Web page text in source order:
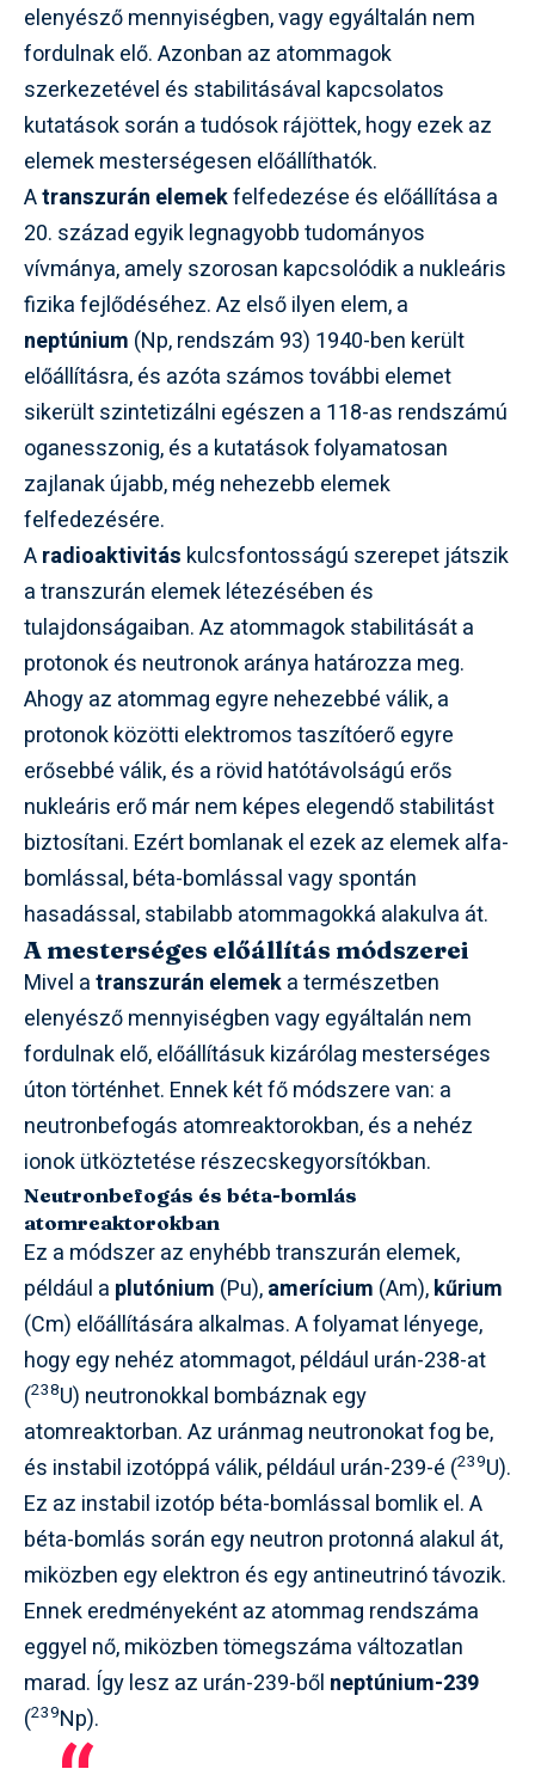
elenyésző mennyiségben, vagy egyáltalán nem
fordulnak elő. Azonban az atommagok
szerkezetével és stabilitásával kapcsolatos
kutatások során a tudósok rájöttek, hogy ezek az
elemek mesterségesen előállíthatók.
Atranszurán elemekfelfedezése és előállítása a
20. század egyik legnagyobb tudományos
vívmánya, amely szorosan kapcsolódik a nukleáris
fizika fejlődéséhez. Az első ilyen elem, a
neptúnium (Np, rendszám 93) 1940-ben került
előállításra, és azóta számos további elemet
sikerült szintetizálni egészen a 118-as rendszámú
oganesszonig, és a kutatások folyamatosan
zajlanak újabb, még nehezebb elemek
felfedezésére.
Aradioaktivitás kulcsfontosságú szerepet játszik
a transzurán elemek létezésében és
tulajdonságaiban. Az atommagok stabilitását a
protonok és neutronok aránya határozza meg.
Ahogy az atommag egyre nehezebbé válik, a
protonok közötti elektromos taszítóerő egyre
erősebbé válik, és a rövid hatótávolságú erős
nukleáris erő már nem képes elegendő stabilitást
biztosítani. Ezért bomlanak el ezek az elemek alfa-
bomlással, béta-bomlással vagy spontán
hasadással, stabilabb atommagokká alakulva át.
A mesterséges előállítás módszerei
Mivel atranszurán elemeka természetben
elenyésző mennyiségben vagy egyáltalán nem
fordulnak elő, előállításuk kizárólag mesterséges
úton történhet. Ennek két fő módszere van: a
neutronbefogás atomreaktorokban, és a nehéz
ionok ütköztetése részecskegyorsítókban.
Neutronbefogás és béta-bomlás
atomreaktorokban
Ez a módszer az enyhébb transzurán elemek,
például a plutónium (Pu),amerícium (Am),kűrium
(Cm) előállítására alkalmas. A folyamat lényege,
hogy egy nehéz atommagot, például urán-238-at
(238U) neutronokkal bombáznak egy
atomreaktorban. Az uránmag neutronokat fog be,
és instabil izotóppá válik, például urán-239-é (239U).
Ez az instabil izotóp béta-bomlással bomlik el. A
béta-bomlás során egy neutron protonná alakul át,
miközben egy elektron és egy antineutrinó távozik.
Ennek eredményeként az atommag rendszáma
eggyel nő, miközben tömegszáma változatlan
marad. Így lesz az urán-239-ből neptúnium-239
(239Np).